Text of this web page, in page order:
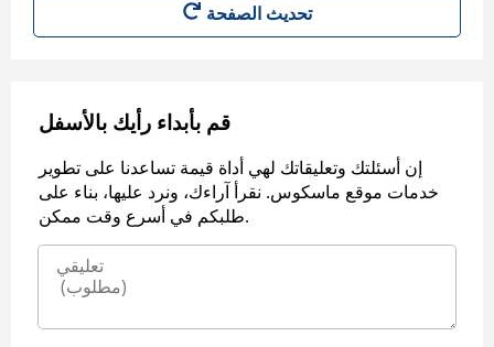
تحديث الصفحة
قم بأبداء رأيك بالأسفل
إن أسئلتك وتعليقاتك لهي أداة قيمة تساعدنا على تطوير
خدمات موقع ماسكوس. نقرأ آراءك، ونرد عليها، بناء على
طلبكم في أسرع وقت ممكن.